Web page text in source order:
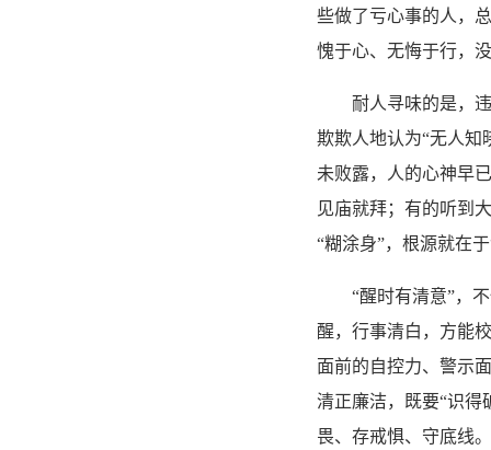
些做了亏心事的人，
愧于心、无悔于行，
耐人寻味的是，违
欺欺人地认为“无人知
未败露，人的心神早
见庙就拜；有的听到
“糊涂身”，根源就在
“醒时有清意”，不
醒，行事清白，方能
面前的自控力、警示
清正廉洁，既要“识得
畏、存戒惧、守底线。